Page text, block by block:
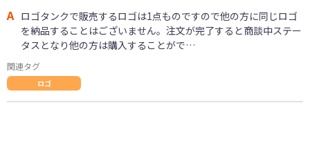
A ロゴタンクで販売するロゴは1点ものですので他の方に同じロゴ
を納品することはございません。注文が完了すると商談中ステー
タスとなり他の方は購入することがで…
関連タグ
ロゴ